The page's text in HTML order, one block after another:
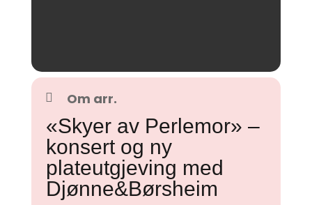
Om arr.
«Skyer av Perlemor» –
konsert og ny
plateutgjeving med
Djønne&Børsheim